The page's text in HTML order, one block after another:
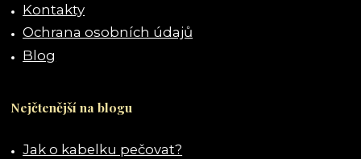
Kontakty
Ochrana osobních údajů
Blog
Nejčtenější na blogu
Jak o kabelku pečovat?